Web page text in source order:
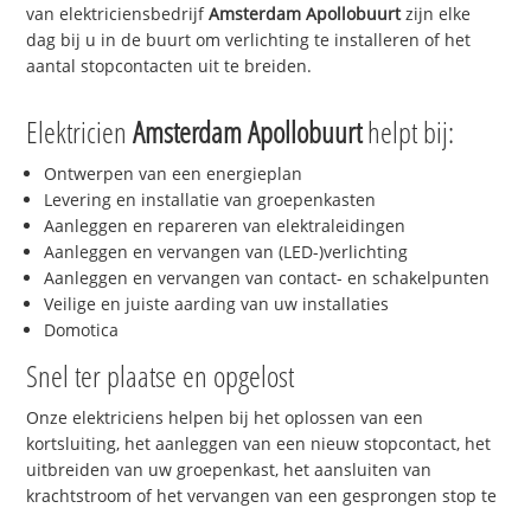
van elektriciensbedrijfAmsterdam Apollobuurtzijn elke
dag bij u in de buurt om verlichting te installeren of het
aantal stopcontacten uit te breiden.
ElektricienAmsterdam Apollobuurthelpt bij:
Ontwerpen van een energieplan
Levering en installatie van groepenkasten
Aanleggen en repareren van elektraleidingen
Aanleggen en vervangen van (LED-)verlichting
Aanleggen en vervangen van contact- en schakelpunten
Veilige en juiste aarding van uw installaties
Domotica
Snel ter plaatse en opgelost
Onze elektriciens helpen bij het oplossen van een
kortsluiting, het aanleggen van een nieuw stopcontact, het
uitbreiden van uw groepenkast, het aansluiten van
krachtstroom of het vervangen van een gesprongen stop te